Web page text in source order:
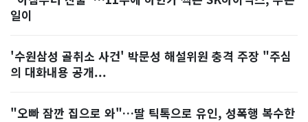
일이
'수원삼성 골취소 사건' 박문성 해설위원 충격 주장 "주심
의 대화내용 공개...
"오빠 잠깐 집으로 와"…딸 틱톡으로 유인, 성폭행 복수한